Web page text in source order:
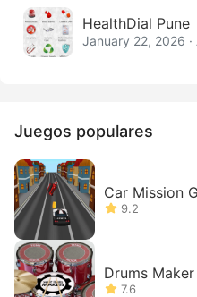
HealthDial Pune
January 22, 2026 ·
Juegos populares
Car Mission
9.2
Drums Maker
7.6